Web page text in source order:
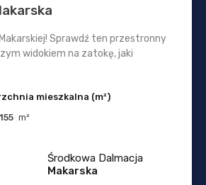
Sprawdź ten przestronny
widokiem na zatokę, jaki
mieszkalna (m²)
155 m²
Środkowa Dalmacja
Makarska